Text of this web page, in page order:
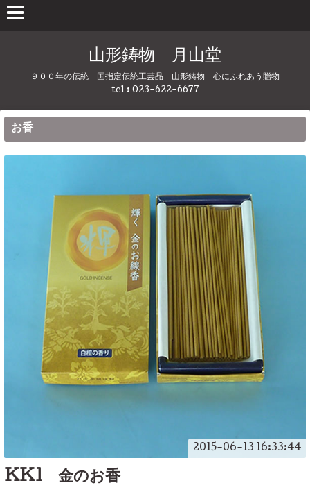
山形鋳物 月山堂
９００年の伝統 国指定伝統工芸品 山形鋳物 心にふれあう贈物
tel : 023-622-6677
お香
2015-06-13 16:33:44
KK1 金のお香